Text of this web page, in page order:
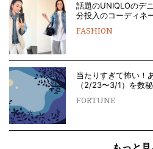
話題のUNIQLOのデ
分投入のコーディネ
FASHION
当たりすぎて怖い！
（2/23〜3/1）を数
FORTUNE